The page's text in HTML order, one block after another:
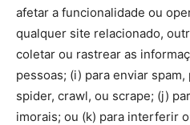
afetar a funcionalidade ou
qualquer site relacionado,
coletar ou rastrear as
pessoas; (i) para enviar
spider, crawl, ou scrape; (j)
imorais; ou (k) para interferir